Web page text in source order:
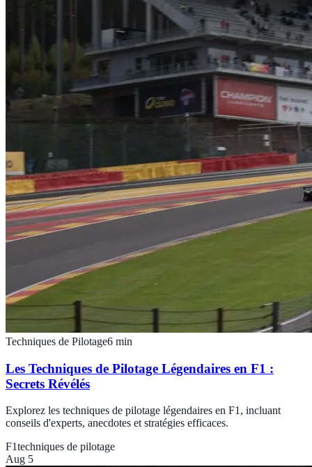
Techniques de Pilotage6 min
Les Techniques de Pilotage Légendaires en F1 :
Secrets Révélés
Explorez les techniques de pilotage légendaires en F1, incluant
conseils d'experts, anecdotes et stratégies efficaces.
F1techniques de pilotage
Aug 5